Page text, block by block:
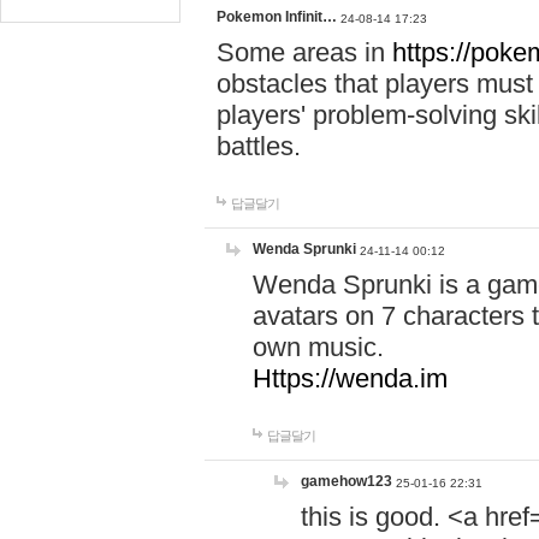
Pokemon Infinit… 24-08-14 17:23
Some areas in https://
obstacles that players
players' problem-solving
battles.
답글달기
Wenda Sprunki 24-11-14 00:12
Wenda Sprunki is a
avatars on 7 characters
own music.
Https://wenda.im
답글달기
gamehow123 25-01-16 22:31
this is good. <a